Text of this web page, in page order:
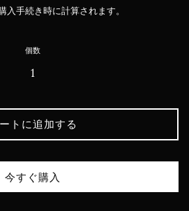
価
入手続き時に計算されます。
個数
トに追加する
今すぐ購入